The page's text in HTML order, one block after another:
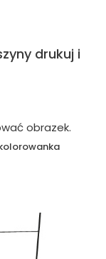
drukuj i
obrazek.